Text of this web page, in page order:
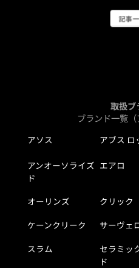
記事
取扱ブ
ブランド一覧（
アソス アブス ロ
アンオーソライズ
ド
エアロ
オーリンズ クリック
ケーンクリーク
サーヴェ
スラム
セラミッ
ド